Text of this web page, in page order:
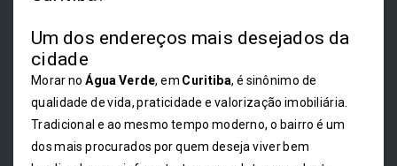
Um dos endereços mais desejados da
cidade
Morar noÁgua Verde, em Curitiba, é sinônimo de
qualidade de vida, praticidade e valorização imobiliária.
Tradicional e ao mesmo tempo moderno, o bairro é um
dos mais procurados por quem deseja viver bem